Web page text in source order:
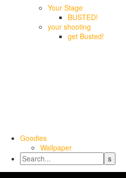
Your Stage
BUSTED!
your shooting
get Busted!
Goodies
Wallpaper